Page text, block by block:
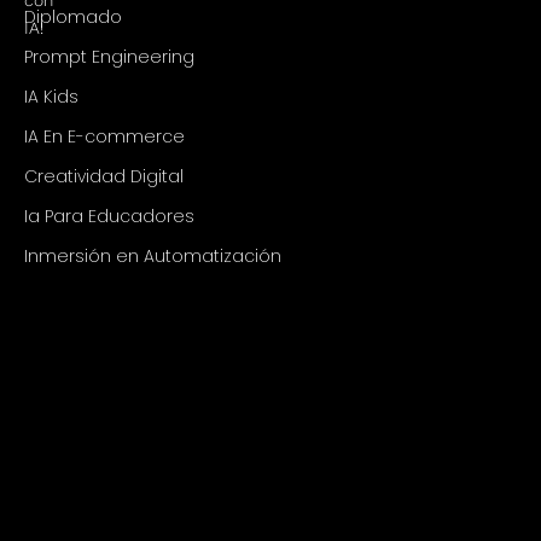
IA!
Diplomado
Prompt Engineering
IA Kids
IA En E-commerce
Creatividad Digital
Ia Para Educadores
Inmersión en Automatización